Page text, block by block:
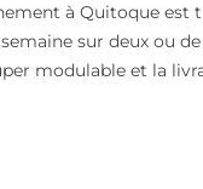
à Quitoque est
semaine sur deux ou
modulable et la